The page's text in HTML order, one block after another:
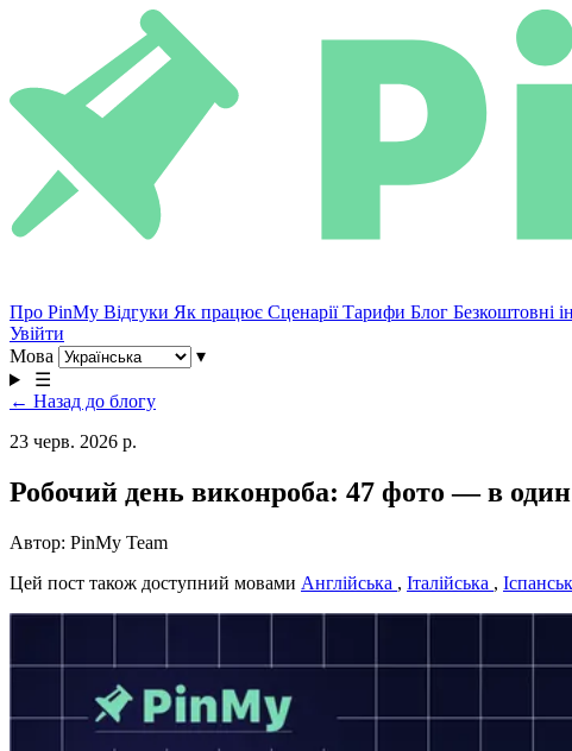
Про PinMy Відгуки Як працює СценаріїТарифи Блог Безкоштовні
Увійти
Мова
▾
☰
← Назад до блогу
23 черв. 2026 р.
Робочий день виконроба: 47 фото — в один
Автор: PinMy Team
Цей пост також доступний мовами Англійська , Італійська ,